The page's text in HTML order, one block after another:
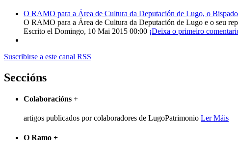
O RAMO para a Área de Cultura da Deputación de Lugo, o
O RAMO para a Área de Cultura da Deputación de Lugo e o seu
Escrito el Domingo, 10 Mai 2015 00:00 ¡Deixa o primeiro
Suscribirse a este canal RSS
Seccións
Colaboracións +
artigos publicados por colaboradores de LugoPatrimonio Ler Máis
O Ramo +